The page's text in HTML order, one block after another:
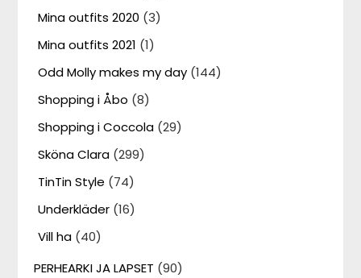
Mina outfits 2020 (3)
Mina outfits 2021 (1)
Odd Molly makes my day (144)
Shopping i Åbo (8)
Shopping i Coccola (29)
Sköna Clara (299)
TinTin Style (74)
Underkläder (16)
Vill ha (40)
PERHEARKI JA LAPSET (90)